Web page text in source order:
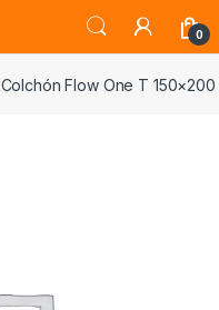
0
Colchón Flow One T 150×200